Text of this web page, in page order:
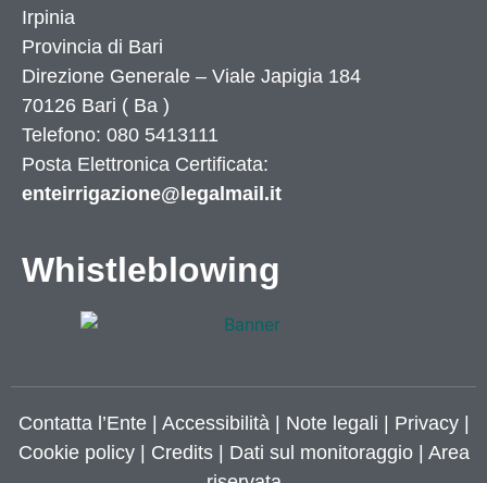
Irpinia
Provincia di Bari
Direzione Generale – Viale Japigia 184
70126 Bari ( Ba )
Telefono: 080 5413111
Posta Elettronica Certificata:
enteirrigazione@legalmail.it
Whistleblowing
Contatta l’Ente| Accessibilità | Note legali | Privacy|
Cookie policy| Credits| Dati sul monitoraggio | Area